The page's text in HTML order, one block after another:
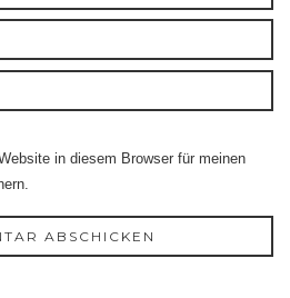
in diesem Browser für meinen